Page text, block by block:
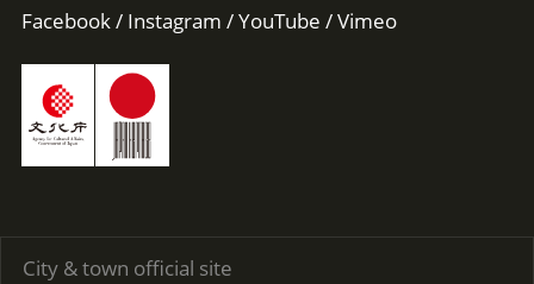
Facebook
Instagram YouTube Vimeo
City & town official site